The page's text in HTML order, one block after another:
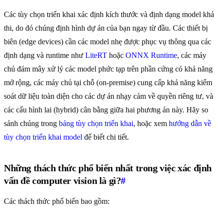
Các tùy chọn triển khai xác định kích thước và định dạng model khả
thi, do đó chúng định hình dự án của bạn ngay từ đầu. Các thiết bị
biên (edge devices) cần các model nhẹ được phục vụ thông qua các
định dạng và runtime như LiteRT hoặc ONNX Runtime, các máy
chủ đám mây xử lý các model phức tạp trên phần cứng có khả năng
mở rộng, các máy chủ tại chỗ (on-premise) cung cấp khả năng kiểm
soát dữ liệu toàn diện cho các dự án nhạy cảm về quyền riêng tư, và
các cấu hình lai (hybrid) cân bằng giữa hai phương án này. Hãy so
sánh chúng trong bảng tùy chọn triển khai, hoặc xem hướng dẫn về
tùy chọn triển khai model để biết chi tiết.
Những thách thức phổ biến nhất trong việc xác định
vấn đề computer vision là gì?#
Các thách thức phổ biến bao gồm: